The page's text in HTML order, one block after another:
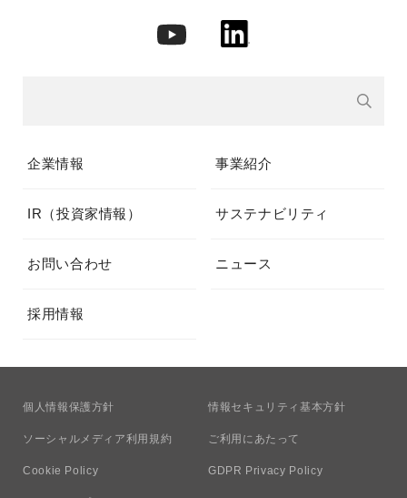
企業情報 事業紹介
IR（投資家情報） サステナビリティ
お問い合わせ ニュース
採用情報
個人情報保護方針 情報セキュリティ基本方針
ソーシャルメディア利用規約 ご利用にあたって
Cookie Policy GDPR Privacy Policy